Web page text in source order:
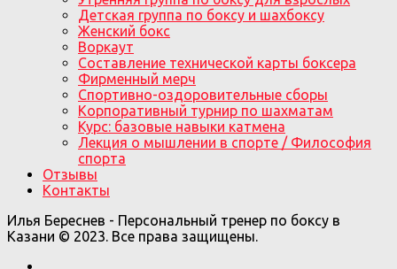
Детская группа по боксу и шахбоксу
Женский бокс
Воркаут
Составление технической карты боксера
Фирменный мерч
Спортивно-оздоровительные сборы
Корпоративный турнир по шахматам
Курс: базовые навыки катмена
Лекция о мышлении в спорте / Философия
спорта
Отзывы
Контакты
Илья Береснев - Персональный тренер по боксу в
Казани © 2023. Все права защищены.